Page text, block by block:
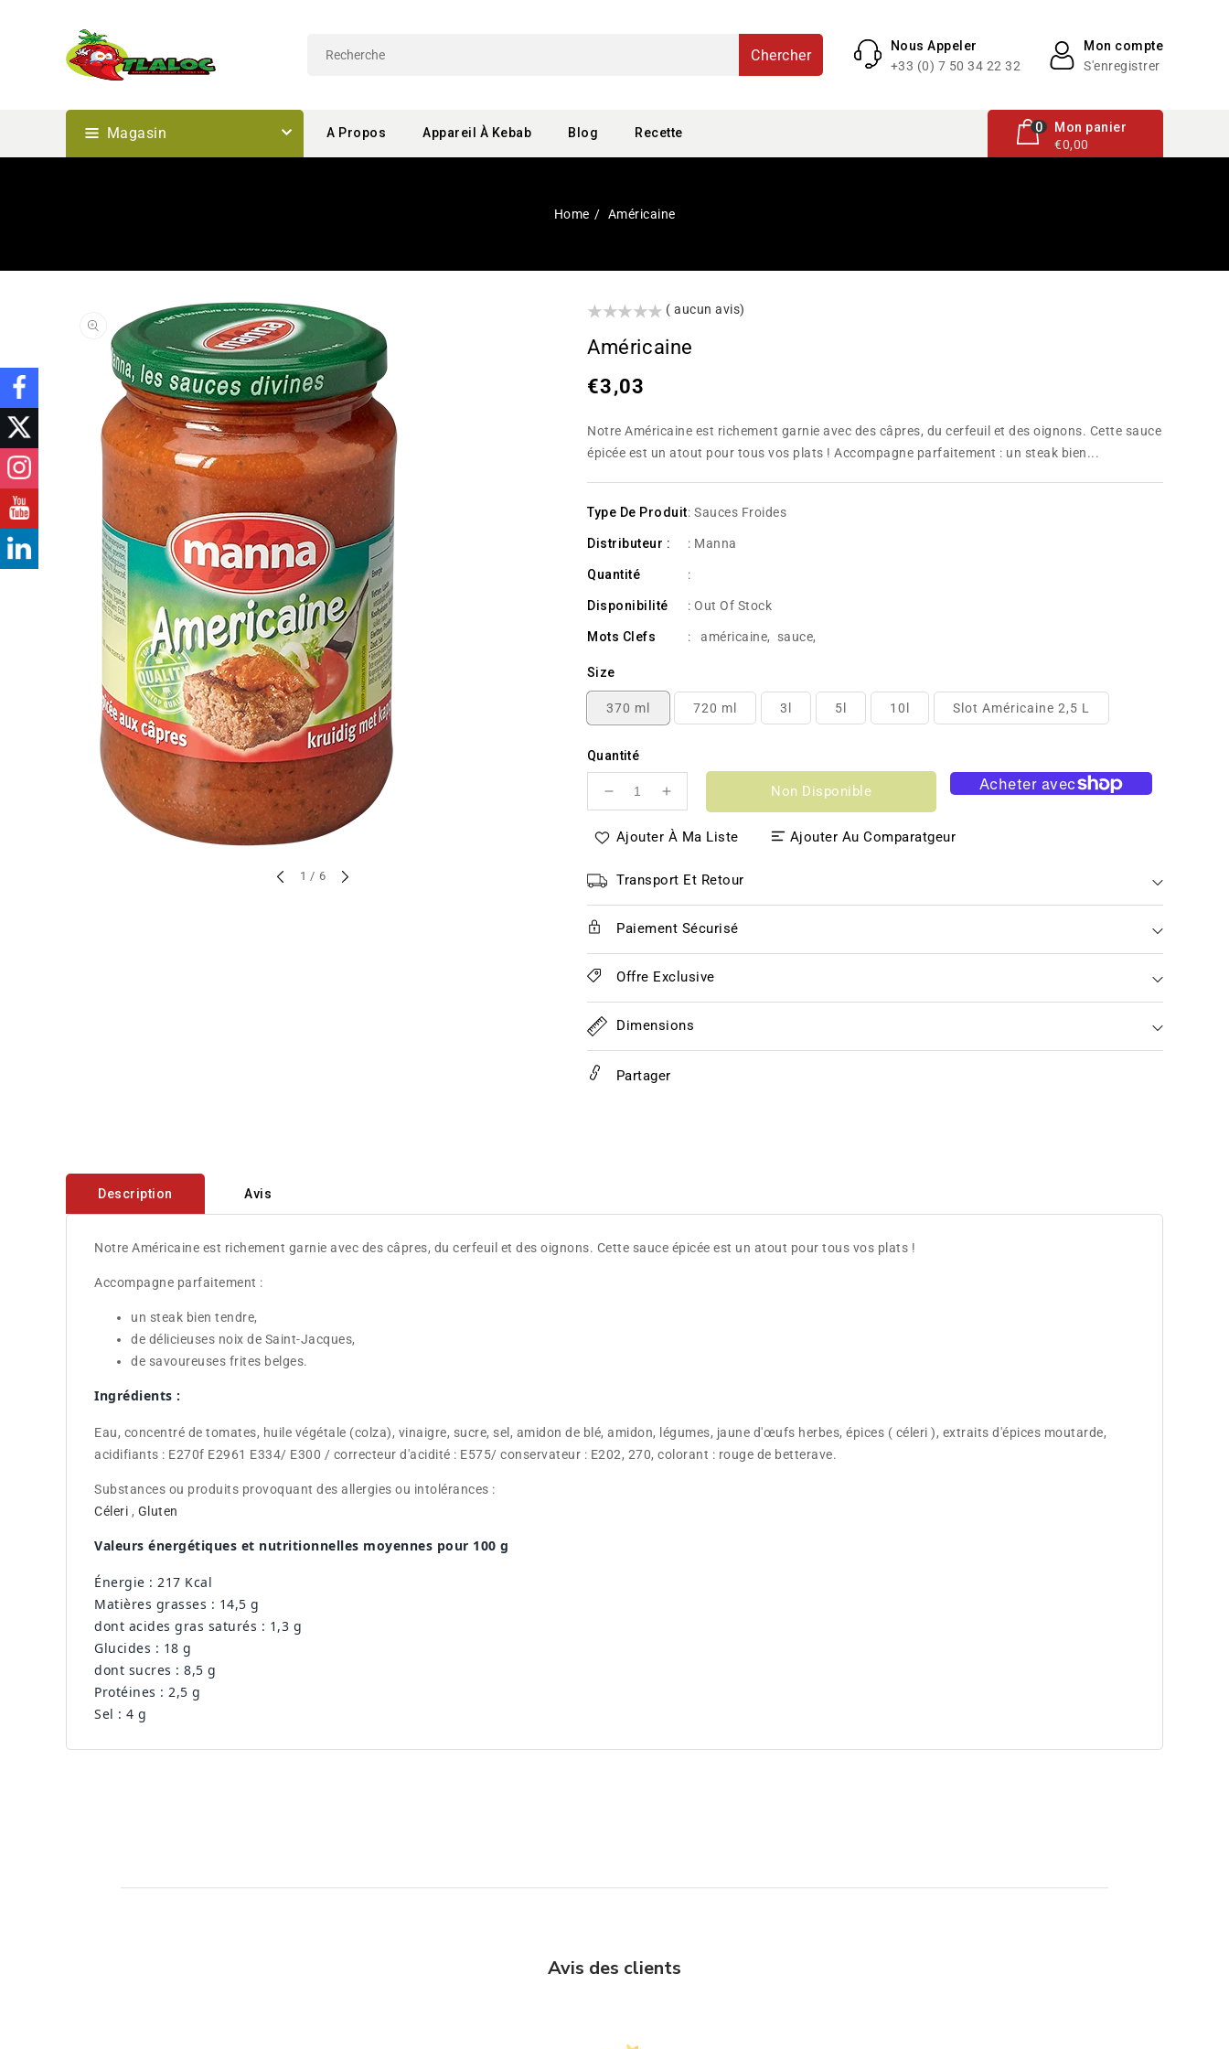
Chercher
Mon compte
S'enregistrer
Nous Appeler
+33 (0) 7 50 34 22 32
Magasin A Propos Appareil À Kebab Blog Recette 0
0 articleMon panier
€0,00
Home Américaine
1 / sur
6
()
( aucun avis)
Américaine
Prix
€3,03
Notre Américaine est richement garnie avec des câpres, du cerfeuil et des oignons. Cette sauce
épicée est un atout pour tous vos plats ! Accompagne parfaitement : un steak bien...
Type De Produit: Sauces Froides
Distributeur : : Manna
Quantité :
Disponibilité : Out Of Stock
Mots Clefs : américaine, sauce,
Size
370 ml 720 ml 3l 5l 10l Slot Américaine 2,5 L
Quantité
Réduire
quantité
Américaine
Augmenter
quantité
Américaine
Non Disponible
Ajouter À Ma Liste Ajouter Au Comparatgeur
Transport Et Retour
Paiement Sécurisé
Offre Exclusive
Dimensions
Partager
Description Avis
Notre Américaine est richement garnie avec des câpres, du cerfeuil et des oignons. Cette sauce épicée est un atout pour tous vos plats !
Accompagne parfaitement :
un steak bien tendre,
de délicieuses noix de Saint-Jacques,
de savoureuses frites belges.
Ingrédients :
Eau, concentré de tomates, huile végétale (colza), vinaigre, sucre, sel, amidon de blé, amidon, légumes, jaune d'œufs herbes, épices ( céleri ), extraits d'épices moutarde,
acidifiants : E270f E2961 E334/ E300 / correcteur d'acidité : E575/ conservateur : E202, 270, colorant : rouge de betterave.
Substances ou produits provoquant des allergies ou intolérances :
Céleri , Gluten
Valeurs énergétiques et nutritionnelles moyennes pour 100 g
Énergie : 217 Kcal
Matières grasses : 14,5 g
dont acides gras saturés : 1,3 g
Glucides : 18 g
dont sucres : 8,5 g
Protéines : 2,5 g
Sel : 4 g
Avis des clients